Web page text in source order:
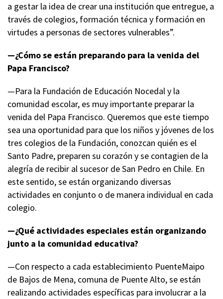
a gestar la idea de crear una institución que entregue, a
través de colegios, formación técnica y formación en
virtudes a personas de sectores vulnerables”.
—¿Cómo se están preparando para la venida del
Papa Francisco?
—Para la Fundación de Educación Nocedal y la
comunidad escolar, es muy importante preparar la
venida del Papa Francisco. Queremos que este tiempo
sea una oportunidad para que los niños y jóvenes de los
tres colegios de la Fundación, conozcan quién es el
Santo Padre, preparen su corazón y se contagien de la
alegría de recibir al sucesor de San Pedro en Chile. En
este sentido, se están organizando diversas
actividades en conjunto o de manera individual en cada
colegio.
—¿Qué actividades especiales están organizando
junto a la comunidad educativa?
—Con respecto a cada establecimiento PuenteMaipo
de Bajos de Mena, comuna de Puente Alto, se están
realizando actividades específicas para involucrar a la